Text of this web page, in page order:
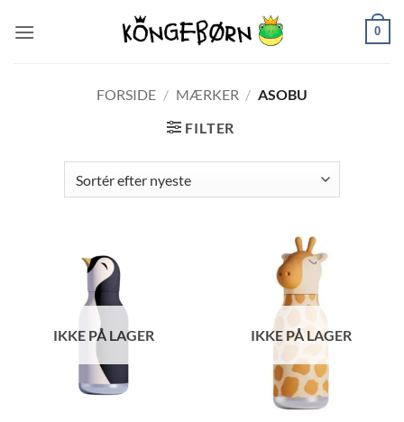
0
FORSIDE / MÆRKER / ASOBU
FILTER
IKKE PÅ LAGER IKKE PÅ LAGER